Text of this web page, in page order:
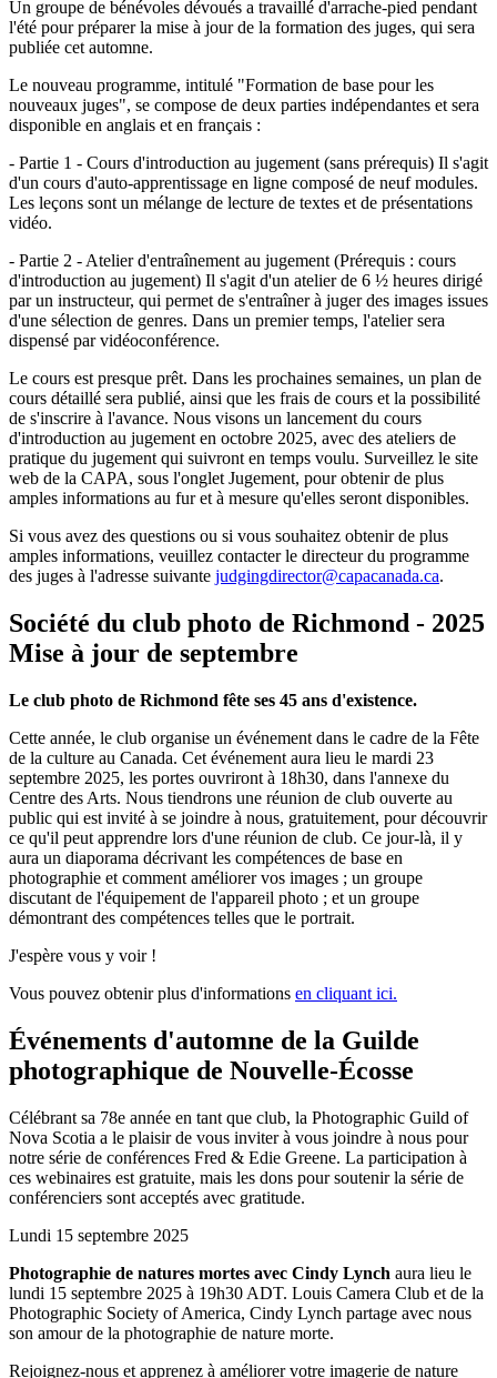
Un groupe de bénévoles dévoués a travaillé d'arrache-pied pendant
l'été pour préparer la mise à jour de la formation des juges, qui sera
publiée cet automne.
Le nouveau programme, intitulé "Formation de base pour les
nouveaux juges", se compose de deux parties indépendantes et sera
disponible en anglais et en français :
- Partie 1 - Cours d'introduction au jugement (sans prérequis) Il s'agit
d'un cours d'auto-apprentissage en ligne composé de neuf modules.
Les leçons sont un mélange de lecture de textes et de présentations
vidéo.
- Partie 2 - Atelier d'entraînement au jugement (Prérequis : cours
d'introduction au jugement) Il s'agit d'un atelier de 6 ½ heures dirigé
par un instructeur, qui permet de s'entraîner à juger des images issues
d'une sélection de genres. Dans un premier temps, l'atelier sera
dispensé par vidéoconférence.
Le cours est presque prêt. Dans les prochaines semaines, un plan de
cours détaillé sera publié, ainsi que les frais de cours et la possibilité
de s'inscrire à l'avance. Nous visons un lancement du cours
d'introduction au jugement en octobre 2025, avec des ateliers de
pratique du jugement qui suivront en temps voulu. Surveillez le site
web de la CAPA, sous l'onglet Jugement, pour obtenir de plus
amples informations au fur et à mesure qu'elles seront disponibles.
Si vous avez des questions ou si vous souhaitez obtenir de plus
amples informations, veuillez contacter le directeur du programme
des juges à l'adresse suivante judgingdirector@capacanada.ca.
Société du club photo de Richmond - 2025
Mise à jour de septembre
Le club photo de Richmond fête ses 45 ans d'existence.
Cette année, le club organise un événement dans le cadre de la Fête
de la culture au Canada. Cet événement aura lieu le mardi 23
septembre 2025, les portes ouvriront à 18h30, dans l'annexe du
Centre des Arts. Nous tiendrons une réunion de club ouverte au
public qui est invité à se joindre à nous, gratuitement, pour découvrir
ce qu'il peut apprendre lors d'une réunion de club. Ce jour-là, il y
aura un diaporama décrivant les compétences de base en
photographie et comment améliorer vos images ; un groupe
discutant de l'équipement de l'appareil photo ; et un groupe
démontrant des compétences telles que le portrait.
J'espère vous y voir !
Vous pouvez obtenir plus d'informations en cliquant ici.
Événements d'automne de la Guilde
photographique de Nouvelle-Écosse
Célébrant sa 78e année en tant que club, la Photographic Guild of
Nova Scotia a le plaisir de vous inviter à vous joindre à nous pour
notre série de conférences Fred & Edie Greene. La participation à
ces webinaires est gratuite, mais les dons pour soutenir la série de
conférenciers sont acceptés avec gratitude.
Lundi 15 septembre 2025
Photographie de natures mortes avec Cindy Lynch aura lieu le
lundi 15 septembre 2025 à 19h30 ADT. Louis Camera Club et de la
Photographic Society of America, Cindy Lynch partage avec nous
son amour de la photographie de nature morte.
Rejoignez-nous et apprenez à améliorer votre imagerie de nature